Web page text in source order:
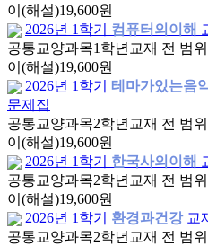
이(해설)19,600원
2026년 1학기
컴퓨터의이해
공통교양과목1학년 교재 전 범
이(해설)19,600원
2026년 1학기
테마가있는음
문제집
공통교양과목2학년 교재 전 범
이(해설)19,600원
2026년 1학기
한국사의이해
공통교양과목2학년 교재 전 범
이(해설)19,600원
2026년 1학기
환경과건강 교
공통교양과목2학년 교재 전 범